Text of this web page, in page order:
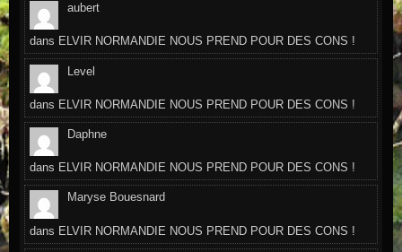
aubert
dans ELVIR NORMANDIE NOUS PREND POUR DES CONS !
Level
dans ELVIR NORMANDIE NOUS PREND POUR DES CONS !
Daphne
dans ELVIR NORMANDIE NOUS PREND POUR DES CONS !
Maryse Bouesnard
dans ELVIR NORMANDIE NOUS PREND POUR DES CONS !